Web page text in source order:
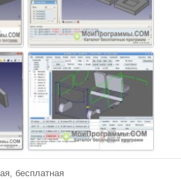
бесплатная